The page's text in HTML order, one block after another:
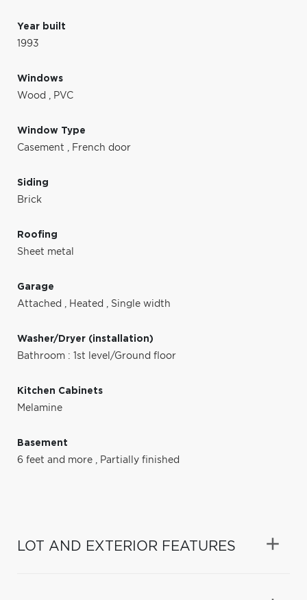
Year built
1993
Windows
Wood , PVC
Window Type
Casement , French door
Siding
Brick
Roofing
Sheet metal
Garage
Attached , Heated , Single width
Washer/Dryer (installation)
Bathroom : 1st level/Ground floor
Kitchen Cabinets
Melamine
Basement
6 feet and more , Partially finished
LOT AND EXTERIOR FEATURES